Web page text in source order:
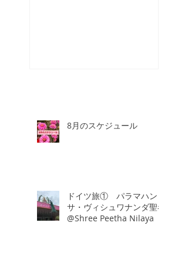
8月のスケジュール
ドイツ旅① パラマハン
サ・ヴィシュワナンダ聖者
@Shree Peetha Nilaya